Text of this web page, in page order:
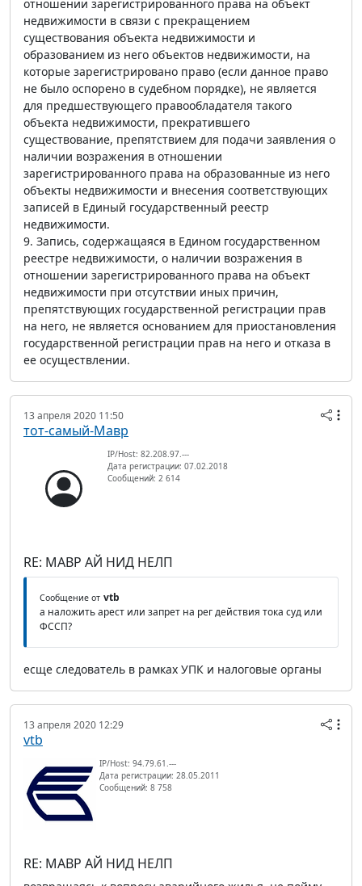
отношении зарегистрированного права на объект
недвижимости в связи с прекращением
существования объекта недвижимости и
образованием из него объектов недвижимости, на
которые зарегистрировано право (если данное право
не было оспорено в судебном порядке), не является
для предшествующего правообладателя такого
объекта недвижимости, прекратившего
существование, препятствием для подачи заявления о
наличии возражения в отношении
зарегистрированного права на образованные из него
объекты недвижимости и внесения соответствующих
записей в Единый государственный реестр
недвижимости.
9. Запись, содержащаяся в Едином государственном
реестре недвижимости, о наличии возражения в
отношении зарегистрированного права на объект
недвижимости при отсутствии иных причин,
препятствующих государственной регистрации прав
на него, не является основанием для приостановления
государственной регистрации прав на него и отказа в
ее осуществлении.
13 апреля 2020 11:50
тот-самый-Мавр
IP/Host: 82.208.97.---
Дата регистрации: 07.02.2018
Сообщений: 2 614
RE: МАВР АЙ НИД НЕЛП
Сообщение от vtb
а наложить арест или запрет на рег действия тока суд или
ФССП?
есще следователь в рамках УПК и налоговые органы
13 апреля 2020 12:29
vtb
IP/Host: 94.79.61.---
Дата регистрации: 28.05.2011
Сообщений: 8 758
RE: МАВР АЙ НИД НЕЛП